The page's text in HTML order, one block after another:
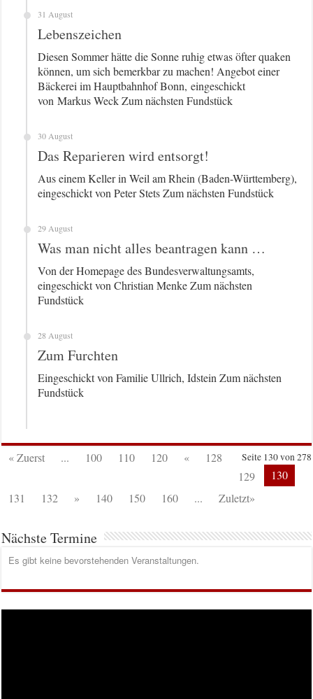
31 August
Lebenszeichen
Diesen Sommer hätte die Sonne ruhig etwas öfter quaken
können, um sich bemerkbar zu machen! Angebot einer
Bäckerei im Hauptbahnhof Bonn, eingeschickt
von Markus Weck Zum nächsten Fundstück
30 August
Das Reparieren wird entsorgt!
Aus einem Keller in Weil am Rhein (Baden-Württemberg),
eingeschickt von Peter Stets Zum nächsten Fundstück
29 August
Was man nicht alles beantragen kann …
Von der Homepage des Bundesverwaltungsamts,
eingeschickt von Christian Menke Zum nächsten
Fundstück
28 August
Zum Furchten
Eingeschickt von Familie Ullrich, Idstein Zum nächsten
Fundstück
Seite 130 von 278
« Zuerst ... 100 110 120 «
128
129
130
131
132 » 140 150 160 ... Zuletzt»
Nächste Termine
Es gibt keine bevorstehenden Veranstaltungen.